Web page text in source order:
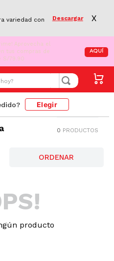
variedad con
Descargar X
Aprovecha el
tus compras de
S/79.90
AQUÍ
Elegir
0 PRODUCTOS
producto